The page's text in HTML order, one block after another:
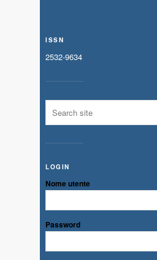
ISSN
2532-9634
LOGIN
Nome utente
Password